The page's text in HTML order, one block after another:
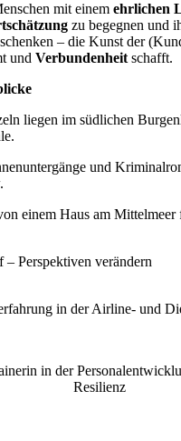
mit einemehrlichen
zu begegnen und
– die Kunst der
undVerbundenheit schafft.
liegen im südlichen
und
einem Haus am Mittelmeer
in der Airline- und
in der
Resilienz